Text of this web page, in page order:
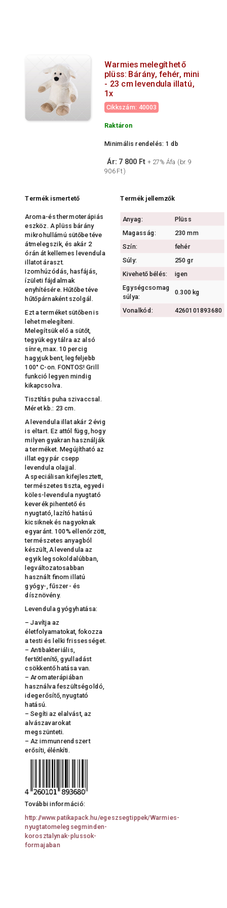
Warmies melegíthető
plüss: Bárány, fehér, mini
- 23 cm levendula illatú,
1x
Cikkszám: 40003
Raktáron
Minimális rendelés: 1 db
Ár: 7 800 Ft + 27% Áfa (br. 9
906 Ft )
Termék ismertető
Aroma-és thermoterápiás
eszköz. A plüss bárány
mikrohullámú sütőbe téve
átmelegszik, és akár 2
órán át kellemes levendula
illatot áraszt.
Izomhúzódás, hasfájás,
ízületi fájdalmak
enyhítésére. Hűtőbe téve
hűtőpárnaként szolgál.
Ezt a terméket sütőben is
lehet melegíteni.
Melegítsük elő a sütőt,
tegyük egy tálra az alsó
sínre, max. 10 percig
hagyjuk bent, legfeljebb
100° C-on. FONTOS! Grill
funkció legyen mindig
kikapcsolva.
Tisztítás puha szivaccsal.
Méret kb.: 23 cm.
A levendula illat akár 2 évig
is eltart. Ez attól függ, hogy
milyen gyakran használják
a terméket. Megújítható az
illat egy pár csepp
levendula olajjal.
A speciálisan kifejlesztett,
természetes tiszta, egyedi
köles-levendula nyugtató
keverék pihentető és
nyugtató, lazító hatású
kicsiknek és nagyoknak
egyaránt. 100% ellenőrzött,
természetes anyagból
készült, A levendula az
egyik legsokoldalúbban,
legváltozatosabban
használt finom illatú
gyógy-, fűszer- és
dísznövény.
Levendula gyógyhatása:
– Javítja az
életfolyamatokat, fokozza
a testi és lelki frissességet.
– Antibakteriális,
fertőtlenítő, gyulladást
csökkentő hatása van.
– Aromaterápiában
használva feszültségoldó,
idegerősítő, nyugtató
hatású.
– Segíti az elalvást, az
alvászavarokat
megszünteti.
– Az immunrendszert
erősíti, élénkíti.
További információ:
http://www.patikapack.hu/egeszsegtippek/Warmies-
nyugtatomelegsegminden-
korosztalynak-plussok-
formajaban
Termék jellemzők
Anyag:
Plüss
Magasság:
230 mm
Szín:
fehér
Súly:
250 gr
Kivehető bélés:
igen
Egységcsomag
súlya:
0.300 kg
Vonalkód: 4260101893680